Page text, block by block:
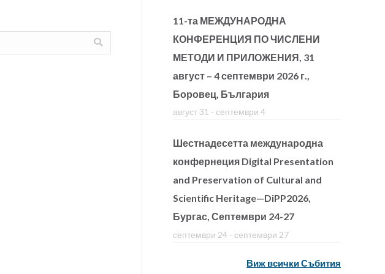
11-та МЕЖДУНАРОДНА
КОНФЕРЕНЦИЯ ПО ЧИСЛЕНИ
МЕТОДИ И ПРИЛОЖЕНИЯ, 31
август – 4 септември 2026 г.,
Боровец, България
август 31 - септември 4
Шестнадесетта международна
конфернеция Digital Presentation
and Preservation of Cultural and
Scientific Heritage—DiPP2026,
Бургас, Септември 24-27
септември 24 - септември 27
Виж всички Събития